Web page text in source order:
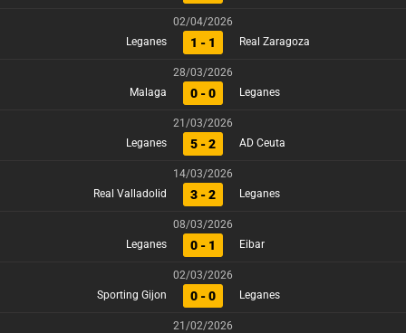
02/04/2026
Leganes
1 - 1 Real Zaragoza
28/03/2026
Malaga
0 - 0 Leganes
21/03/2026
Leganes
5 - 2 AD Ceuta
14/03/2026
Real Valladolid
3 - 2 Leganes
08/03/2026
Leganes
0 - 1 Eibar
02/03/2026
Sporting Gijon
0 - 0 Leganes
21/02/2026